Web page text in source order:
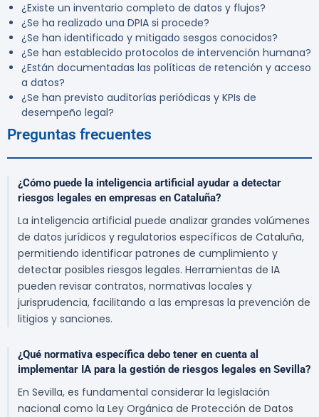
¿Existe un inventario completo de datos y flujos?
¿Se ha realizado una DPIA si procede?
¿Se han identificado y mitigado sesgos conocidos?
¿Se han establecido protocolos de intervención humana?
¿Están documentadas las políticas de retención y acceso
a datos?
¿Se han previsto auditorías periódicas y KPIs de
desempeño legal?
Preguntas frecuentes
¿Cómo puede la inteligencia artificial ayudar a detectar
riesgos legales en empresas en Cataluña?
La inteligencia artificial puede analizar grandes volúmenes
de datos jurídicos y regulatorios específicos de Cataluña,
permitiendo identificar patrones de cumplimiento y
detectar posibles riesgos legales. Herramientas de IA
pueden revisar contratos, normativas locales y
jurisprudencia, facilitando a las empresas la prevención de
litigios y sanciones.
¿Qué normativa específica debo tener en cuenta al
implementar IA para la gestión de riesgos legales en Sevilla?
En Sevilla, es fundamental considerar la legislación
nacional como la Ley Orgánica de Protección de Datos